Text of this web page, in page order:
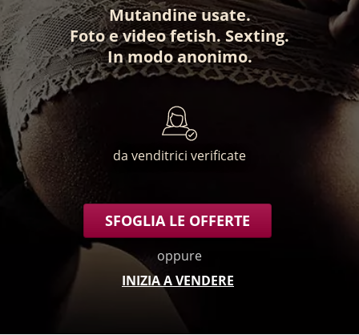
Mutandine usate.
Fotoevideo fetish. Sexting.
In modo anonimo.
da venditrici verificate
SFOGLIA LE OFFERTE
oppure
INIZIA A VENDERE